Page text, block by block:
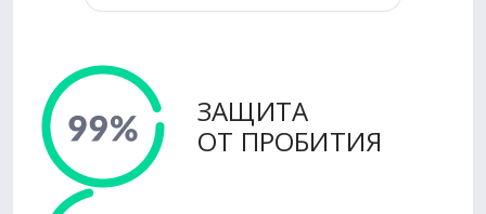
ЗАЩИТА
ОТ ПРОБИТИЯ